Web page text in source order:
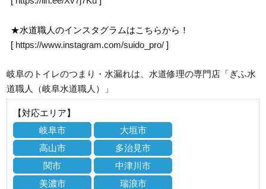
★水道職人のインスタグラムはこちらから！
[ https://www.instagram.com/suido_pro/ ]
岐阜のトイレのつまり・水漏れは、水道修理の専門店「ぎふ水
道職人（岐阜水道職人）」
【対応エリア】
岐阜市
大垣市
高山市
多治見市
関市
中津川市
美濃市
瑞浪市